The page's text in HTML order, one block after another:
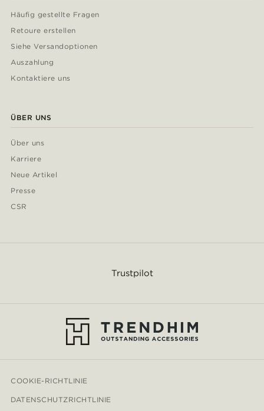
Häufig gestellte Fragen
Retoure erstellen
Siehe Versandoptionen
Auszahlung
Kontaktiere uns
ÜBER UNS
Über uns
Karriere
Neue Artikel
Presse
CSR
Trustpilot
COOKIE-RICHTLINIE
DATENSCHUTZRICHTLINIE